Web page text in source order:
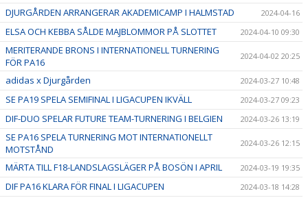
DJURGÅRDEN ARRANGERAR AKADEMICAMP I HALMSTAD 2024-04-16
ELSA OCH KEBBA SÅLDE MAJBLOMMOR PÅ SLOTTET 2024-04-10 09:30
MERITERANDE BRONS I INTERNATIONELL TURNERING
FÖR PA16
2024-04-02 20:25
adidas x Djurgården 2024-03-27 10:48
SE PA19 SPELA SEMIFINAL I LIGACUPEN IKVÄLL 2024-03-27 09:23
DIF-DUO SPELAR FUTURE TEAM-TURNERING I BELGIEN 2024-03-26 13:19
SE PA16 SPELA TURNERING MOT INTERNATIONELLT
MOTSTÅND
2024-03-26 12:15
MÄRTA TILL F18-LANDSLAGSLÄGER PÅ BOSÖN I APRIL 2024-03-19 19:35
DIF PA16 KLARA FÖR FINAL I LIGACUPEN 2024-03-18 14:28